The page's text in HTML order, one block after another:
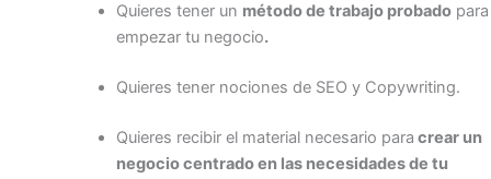
Quieres tener un método de trabajo probadopara
empezar tu negocio.
Quieres tener nociones de SEO y Copywriting.
Quieres recibir el material necesario para crear un
negocio centrado en las necesidades de tu